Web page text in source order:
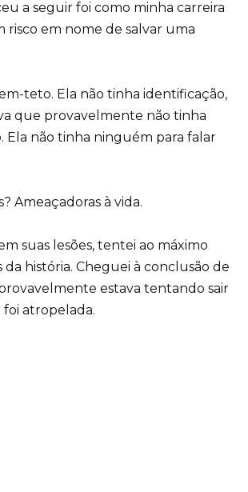
a seguir foi como minha carreira
risco em nome de salvar uma
teto. Ela não tinha identificação,
que provavelmente não tinha
Ela não tinha ninguém para falar
Ameaçadoras à vida.
suas lesões, tentei ao máximo
da história. Cheguei à conclusão de
estava tentando sair
atropelada.